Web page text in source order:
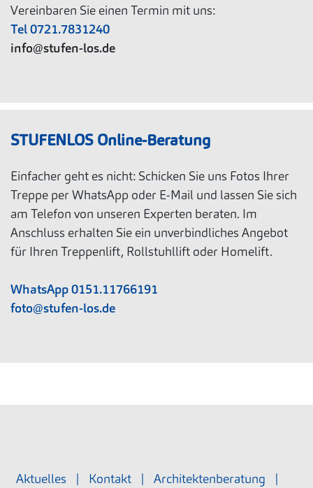
Vereinbaren Sie einen Termin mit uns:
Tel 0721.7831240
info@stufen-los.de
STUFENLOS Online-Beratung
Einfacher geht es nicht: Schicken Sie uns Fotos Ihrer
Treppe per WhatsApp oder E-Mail und lassen Sie sich
am Telefon von unseren Experten beraten. Im
Anschluss erhalten Sie ein unverbindliches Angebot
für Ihren Treppenlift, Rollstuhllift oder Homelift.
WhatsApp 0151.11766191
foto@stufen-los.de
Aktuelles | Kontakt | Architektenberatung |